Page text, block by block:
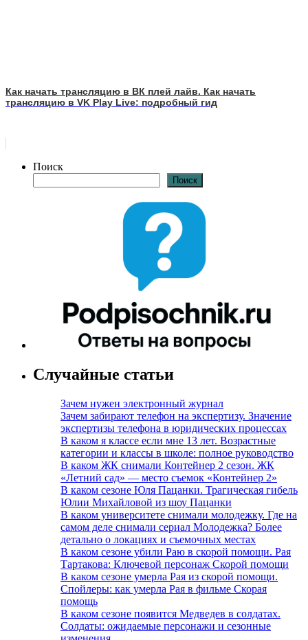
Как начать трансляцию в ВК плей лайв. Как начать
трансляцию в VK Play Live: подробный гид
Поиск
Поиск
Случайные статьи
Зачем нужен электронный журнал
Зачем забирают телефон на экспертизу. Значение
экспертизы телефона в юридических процессах
В каком я классе если мне 13 лет. Возрастные
категории и классы в школе: полное руководство
В каком ЖК снимали Контейнер 2 сезон. ЖК
«Летний сад» — место съемок «Контейнер 2»
В каком сезоне Юля Пацанки. Трагическая гибель
Юлии Михайловой из шоу Пацанки
В каком университете снимали молодежку. Где на
самом деле снимали сериал Молодежка? Более
детально о локациях и съемочных местах
В каком сезоне убили Раю в скорой помощи. Рая
Тартакова: Ключевой персонаж Скорой помощи
В каком сезоне умерла Рая из скорой помощи.
Спойлеры: как умерла Рая в фильме Скорая
помощь
В каком сезоне появится Медведев в солдатах.
Солдаты: ожидаемые персонажи и сезонные